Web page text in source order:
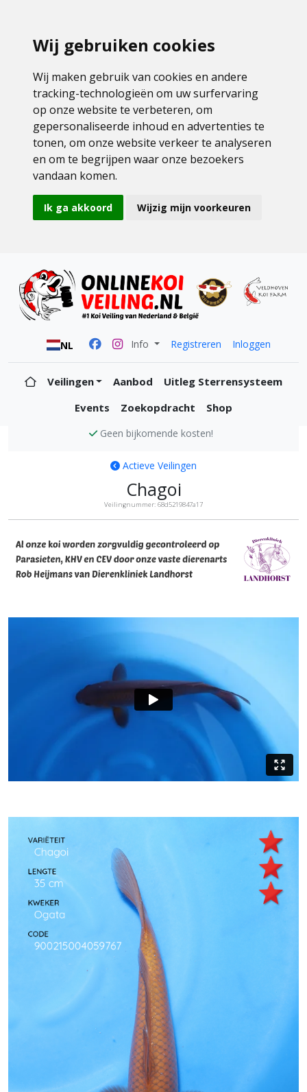
Wij gebruiken cookies
Wij maken gebruik van cookies en andere
tracking-technologieën om uw surfervaring
op onze website te verbeteren, om
gepersonaliseerde inhoud en advertenties te
tonen, om onze website verkeer te analyseren
en om te begrijpen waar onze bezoekers
vandaan komen.
Ik ga akkoord Wijzig mijn voorkeuren
NL Info Registreren Inloggen
Veilingen Aanbod
Uitleg Sterrensysteem
Events
Zoekopdracht Shop
Alle koi zijn KVH en CEV vrij
Actieve Veilingen
Chagoi
Veilingnummer: 68d5219847a17